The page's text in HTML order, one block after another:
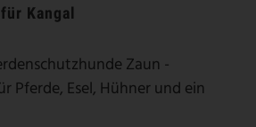
Kangal
Zaun -
Pferde, Esel, Hühner und ein